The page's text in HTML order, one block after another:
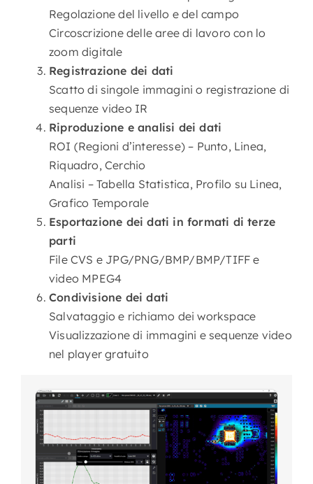
Regolazione del livello e del campo
Circoscrizione delle aree di lavoro con lo
zoom digitale
Registrazione dei dati
Scatto di singole immagini o registrazione di
sequenze video IR
Riproduzione e analisi dei dati
ROI (Regioni d’interesse) – Punto, Linea,
Riquadro, Cerchio
Analisi – Tabella Statistica, Profilo su Linea,
Grafico Temporale
Esportazione dei dati in formati di terze
parti
File CVS e JPG/PNG/BMP/BMP/TIFF e
video MPEG4
Condivisione dei dati
Salvataggio e richiamo dei workspace
Visualizzazione di immagini e sequenze video
nel player gratuito